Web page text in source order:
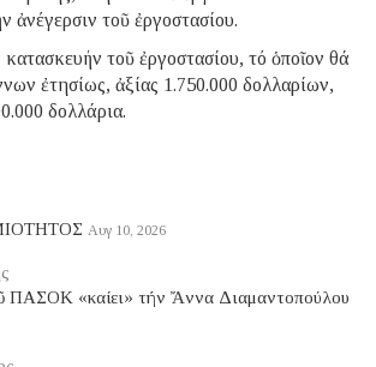
ἀνέγερσιν τοῦ ἐργοστασίου.
τοῦ ἐργοστασίου, τό ὁποῖον θά
ἐτησίως, ἀξίας 1.750.000 δολλαρίων,
δολλάρια.
Αυγ 10, 2026
ΠΑΣΟΚ «καίει» τήν Ἄννα Διαμαντοπούλου